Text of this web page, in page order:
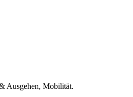
Ausgehen, Mobilität.